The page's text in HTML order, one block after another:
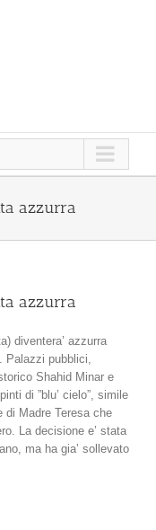
azzurra
azzurra
diventera’ azzurra
Palazzi pubblici,
Shahid Minar e
di ”blu’ cielo”, simile
di Madre Teresa che
La decisione e’ stata
ma ha gia’ sollevato